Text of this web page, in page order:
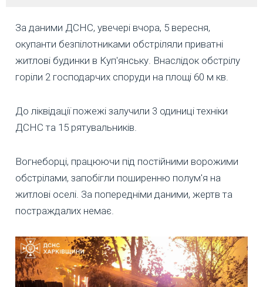
За даними ДСНС, увечері вчора, 5 вересня,
окупанти безпілотниками обстріляли приватні
житлові будинки в Куп'янську. Внаслідок обстрілу
горіли 2 господарчих споруди на площі 60 м кв.
До ліквідації пожежі залучили 3 одиниці техніки
ДСНС та 15 рятувальників.
Вогнеборці, працюючи під постійними ворожими
обстрілами, запобігли поширенню полум'я на
житлові оселі. За попередніми даними, жертв та
постраждалих немає.